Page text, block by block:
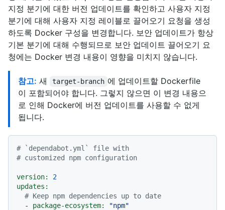
지정 분기에 대한 버전 업데이트를 확인하고 사용자 지정
분기에 대해 사용자 지정 레이블로 끌어오기 요청을 생성
하도록 Docker 구성을 변경합니다. 보안 업데이트가 항상
기본 분기에 대해 수행되므로 보안 업데이트 끌어오기 요
청에는 Docker 변경 내용이 영향을 미치지 않습니다.
참고: 새 target-branch 에 업데이트할 Dockerfile
이 포함되어야 합니다. 그렇지 않으면 이 변경 내용으
로 인해 Docker에 버전 업데이트를 사용할 수 없게
됩니다.
# `dependabot.yml` file with
# customized npm configuration
version:
2
updates:
# Keep npm dependencies up to date
-
package-ecosystem:
"npm"